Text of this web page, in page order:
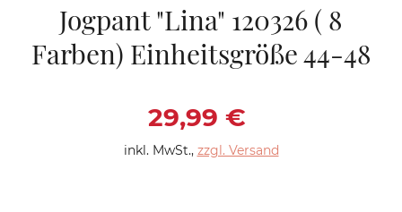
Jogpant "Lina" 120326 ( 8
Farben) Einheitsgröße 44-48
Verkaufspreis:
29,99 €
inkl. MwSt., zzgl. Versand